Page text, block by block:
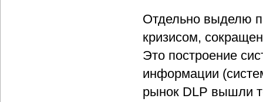
Отдельно выделю
кризисом,
Это построение
информации
рынок DLP вышли